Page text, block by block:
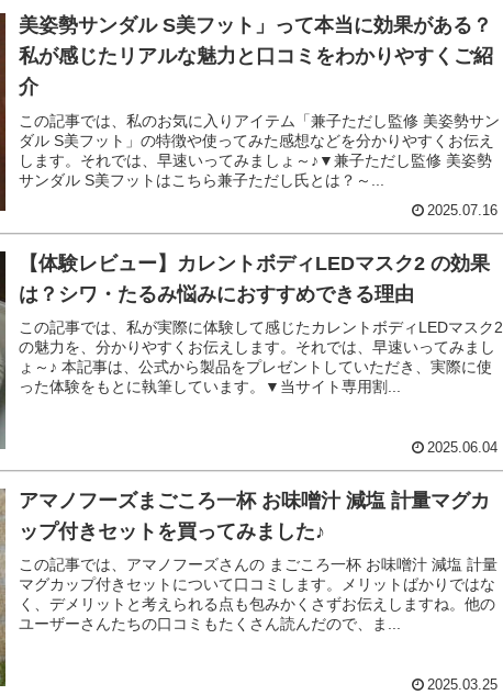
美姿勢サンダル S美フット」って本当に効果がある？
私が感じたリアルな魅力と口コミをわかりやすくご紹
介
この記事では、私のお気に入りアイテム「兼子ただし監修 美姿勢サン
ダル S美フット」の特徴や使ってみた感想などを分かりやすくお伝え
します。それでは、早速いってみましょ～♪▼兼子ただし監修 美姿勢
サンダル S美フットはこちら兼子ただし氏とは？～...
2025.07.16
【体験レビュー】カレントボディLEDマスク2 の効果
は？シワ・たるみ悩みにおすすめできる理由
この記事では、私が実際に体験して感じたカレントボディLEDマスク2
の魅力を、分かりやすくお伝えします。それでは、早速いってみまし
ょ～♪ 本記事は、公式から製品をプレゼントしていただき、実際に使
った体験をもとに執筆しています。▼当サイト専用割...
2025.06.04
アマノフーズまごころ一杯 お味噌汁 減塩 計量マグカ
ップ付きセットを買ってみました♪
この記事では、アマノフーズさんの まごころ一杯 お味噌汁 減塩 計量
マグカップ付きセットについて口コミします。メリットばかりではな
く、デメリットと考えられる点も包みかくさずお伝えしますね。他の
ユーザーさんたちの口コミもたくさん読んだので、ま...
2025.03.25